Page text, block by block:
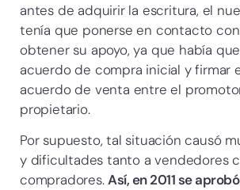
antes de adquirir la escritura, el
tenía que ponerse en contacto
obtener su apoyo, ya que había
acuerdo de compra inicial y firmar
acuerdo de venta entre el
propietario.
Por supuesto, tal situación causó
y dificultades tanto a vendedores
compradores.Así, en 2011 se